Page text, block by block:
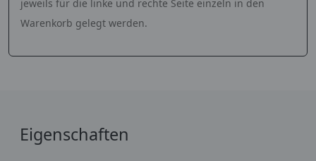
jeweils für die linke und rechte Seite einzeln in den
Warenkorb gelegt werden.
Eigenschaften